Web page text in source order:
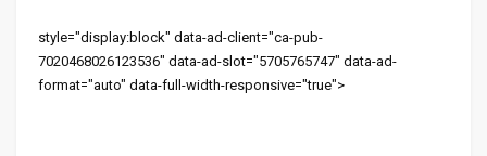
style="display:block" data-ad-client="ca-pub-
7020468026123536" data-ad-slot="5705765747" data-ad-
format="auto" data-full-width-responsive="true">